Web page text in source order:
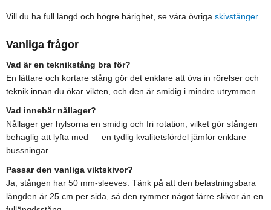
Vill du ha full längd och högre bärighet, se våra övriga skivstänger.
Vanliga frågor
Vad är en teknikstång bra för?
En lättare och kortare stång gör det enklare att öva in rörelser och
teknik innan du ökar vikten, och den är smidig i mindre utrymmen.
Vad innebär nållager?
Nållager ger hylsorna en smidig och fri rotation, vilket gör stången
behaglig att lyfta med — en tydlig kvalitetsfördel jämför enklare
bussningar.
Passar den vanliga viktskivor?
Ja, stången har 50 mm-sleeves. Tänk på att den belastningsbara
längden är 25 cm per sida, så den rymmer något färre skivor än en